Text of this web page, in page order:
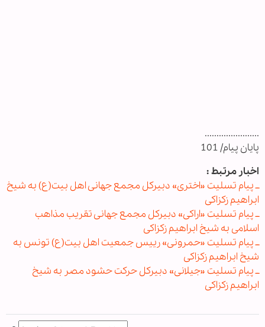
.......................
پایان پیام/ 101
اخبار مرتبط :
ــ پیام تسلیت «اختری» دبیرکل مجمع جهانی اهل بیت(ع) به شیخ
ابراهیم زکزاکی
ــ پیام تسلیت «اراکی» دبیرکل مجمع جهانی تقریب مذاهب
اسلامی به شیخ ابراهیم زکزاکی
ــ پیام تسلیت «حمرونی» رییس جمعیت اهل بیت(ع) تونس به
شیخ ابراهیم زکزاکی
ــ پیام تسلیت «جیلانی» دبیرکل حرکت حشود مصر به شیخ
ابراهیم زکزاکی